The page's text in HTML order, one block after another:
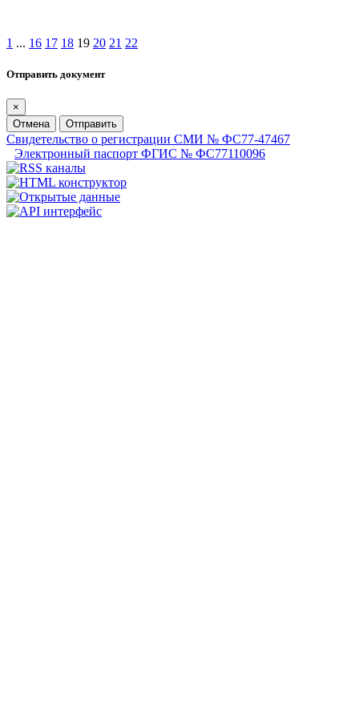
1 ... 16 17 18 19 20 21 22
Отправить документ
×
Отмена
Отправить
Свидетельство о регистрации СМИ № ФС77-47467
Электронный паспорт ФГИС № ФС77110096